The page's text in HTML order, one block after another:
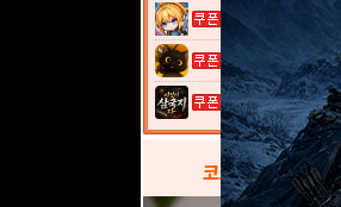
고양이 낚시터...
이것이 삼국지...
코스프레갤러리